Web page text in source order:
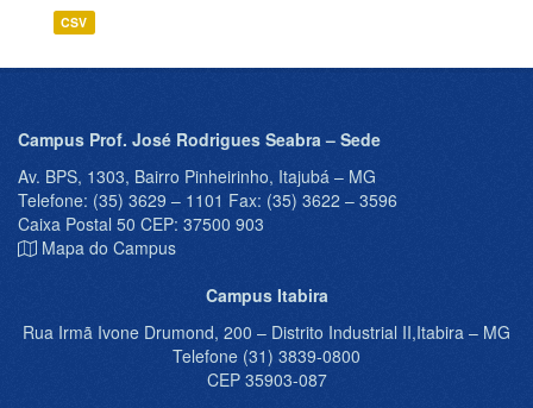
CSV
Campus Prof. José Rodrigues Seabra – Sede
Av. BPS, 1303, Bairro Pinheirinho, Itajubá – MG
Telefone: (35) 3629 – 1101 Fax: (35) 3622 – 3596
Caixa Postal 50 CEP: 37500 903
Mapa do Campus
Campus Itabira
Rua Irmã Ivone Drumond, 200 – Distrito Industrial II,Itabira – MG
Telefone (31) 3839-0800
CEP 35903-087